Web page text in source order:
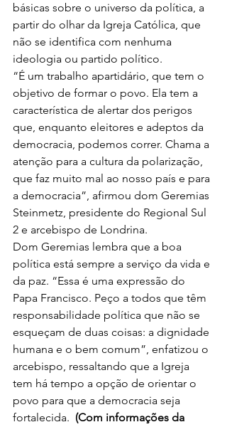
básicas sobre o universo da política, a
partir do olhar da Igreja Católica, que
não se identifica com nenhuma
ideologia ou partido político.
“É um trabalho apartidário, que tem o
objetivo de formar o povo. Ela tem a
característica de alertar dos perigos
que, enquanto eleitores e adeptos da
democracia, podemos correr. Chama a
atenção para a cultura da polarização,
que faz muito mal ao nosso país e para
a democracia”, afirmou dom Geremias
Steinmetz, presidente do Regional Sul
2 e arcebispo de Londrina.
Dom Geremias lembra que a boa
política está sempre a serviço da vida e
da paz. “Essa é uma expressão do
Papa Francisco. Peço a todos que têm
responsabilidade política que não se
esqueçam de duas coisas: a dignidade
humana e o bem comum”, enfatizou o
arcebispo, ressaltando que a Igreja
tem há tempo a opção de orientar o
povo para que a democracia seja
fortalecida. (Com informações da